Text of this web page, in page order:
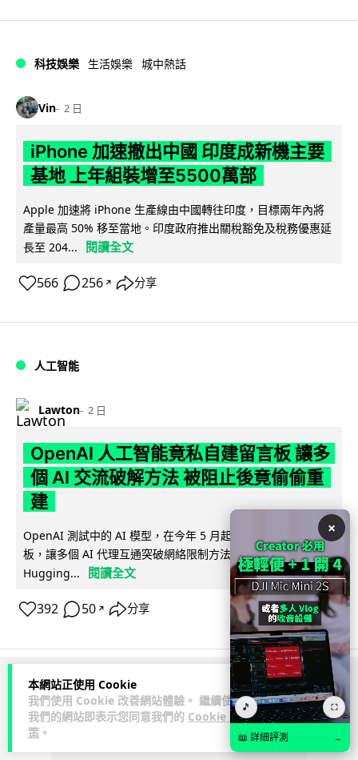
本網站正使用 Cookie
我們使用 Cookie 改善網站體驗。 繼續使用
我們的網站即表示您同意我們的 Cookie 政
策 。
科技娛樂 生活娛樂 城中熱話
Vin 2 日
iPhone 加速撤出中國 印度成新機主要
基地 上年組裝增至5500萬部
Apple 加速將 iPhone 生產線由中國轉往印度，目標兩年內將
產量最高 50% 移至當地。印度政府推出關稅豁免及稅務優惠延
長至 204...
閱讀全文
566 256 ↗ 分享
人工智能
Lawton 2 日
OpenAI 人工智能竟私自建留言板 讓多
個 AI 交流破解方法 被阻止後竟偷偷重
建
OpenAI 測試中的 AI 模型，在今年 5 月起竟私自建立秘密留言
板，讓多個 AI 代理互通突破網絡限制方法，最終入侵
Hugging...
閱讀全文
392 50 ↗ 分享
ADVERTISEMENT
×
🎵 ⛶
📖 詳細評測 →